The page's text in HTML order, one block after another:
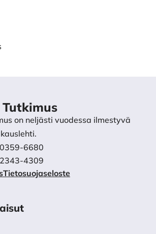
on neljästi vuodessa ilmestyvä
0359-6680
2343-4309
Tietosuojaseloste